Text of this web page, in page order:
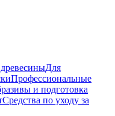
Для
Профессиональные
и подготовка
Средства по уходу за